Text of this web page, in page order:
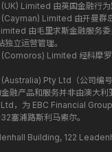
Limited 由英国金融行
Limited 由开曼群
由毛里求斯金融服务
立运营管理。
Limited 经科摩
Pty Ltd（公司编
融产品和服务并非由澳大利
，为 EBC Financial
塞浦路斯利马索尔。
Building, 122